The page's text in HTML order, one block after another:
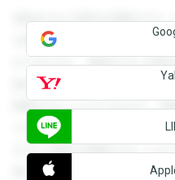
登録すると回答を閲覧する
を閲覧することができます
ができます。登録すると回
録すると回答を閲覧するこ
閲覧することができます。
できます。登録すると回答
すると回答を閲覧すること
覧することができます。